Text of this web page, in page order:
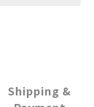
Shipping &